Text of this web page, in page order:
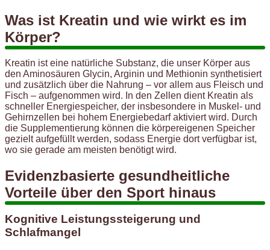
Was ist Kreatin und wie wirkt es im
Körper?
Kreatin ist eine natürliche Substanz, die unser Körper aus
den Aminosäuren Glycin, Arginin und Methionin synthetisiert
und zusätzlich über die Nahrung – vor allem aus Fleisch und
Fisch – aufgenommen wird. In den Zellen dient Kreatin als
schneller Energiespeicher, der insbesondere in Muskel- und
Gehirnzellen bei hohem Energiebedarf aktiviert wird. Durch
die Supplementierung können die körpereigenen Speicher
gezielt aufgefüllt werden, sodass Energie dort verfügbar ist,
wo sie gerade am meisten benötigt wird.
Evidenzbasierte gesundheitliche
Vorteile über den Sport hinaus
Kognitive Leistungssteigerung und
Schlafmangel